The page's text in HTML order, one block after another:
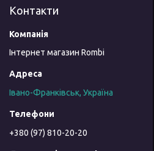
Контакти
Інтернет магазин Rombi
Івано-Франківськ, Україна
+380 (97) 810-20-20